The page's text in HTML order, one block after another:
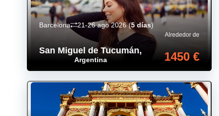
San Miguel de Tucumán,
Argentina
Alrededor de
1450 €
Barcelona 21-26 ago 2026(5 días)